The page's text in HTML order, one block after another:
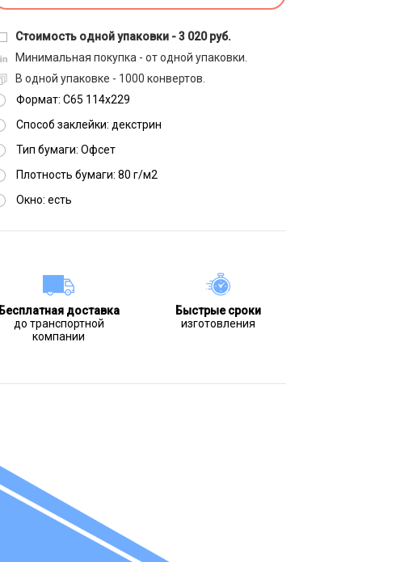
Стоимость одной упаковки -3 020 руб.
Минимальная покупка - от одной упаковки.
В одной упаковке - 1000 конвертов.
Формат: С65 114х229
Способ заклейки: декстрин
Тип бумаги: Офсет
Плотность бумаги: 80 г/м2
Окно: есть
Бесплатная доставка
до транспортной
компании
Быстрые сроки
изготовления